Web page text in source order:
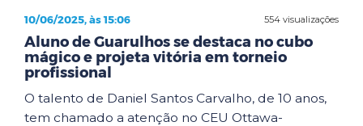
554 visualizações
10/06/2025, às 15:06
Aluno de Guarulhos se destaca no cubo
mágico e projeta vitória em torneio
profissional
O talento de Daniel Santos Carvalho, de 10 anos,
tem chamado a atenção no CEU Ottawa-